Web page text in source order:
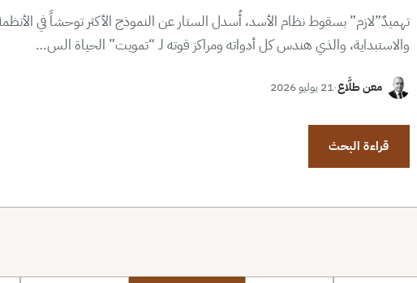
تهميدٌ”لازم” بسقوط نظام الأسد، أُسدل الستار عن النموذج الأكثر توحشاً في
والاستبداية، والذي هندس كل أدواته ومراكز قوته لـ “تمويت” الحياة الس…
معن طلَّاع·21 يوليو 2026
قراءة البحث